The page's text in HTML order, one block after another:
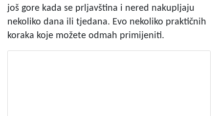
još gore kada se prljavština i nered nakupljaju
nekoliko dana ili tjedana. Evo nekoliko praktičnih
koraka koje možete odmah primijeniti.